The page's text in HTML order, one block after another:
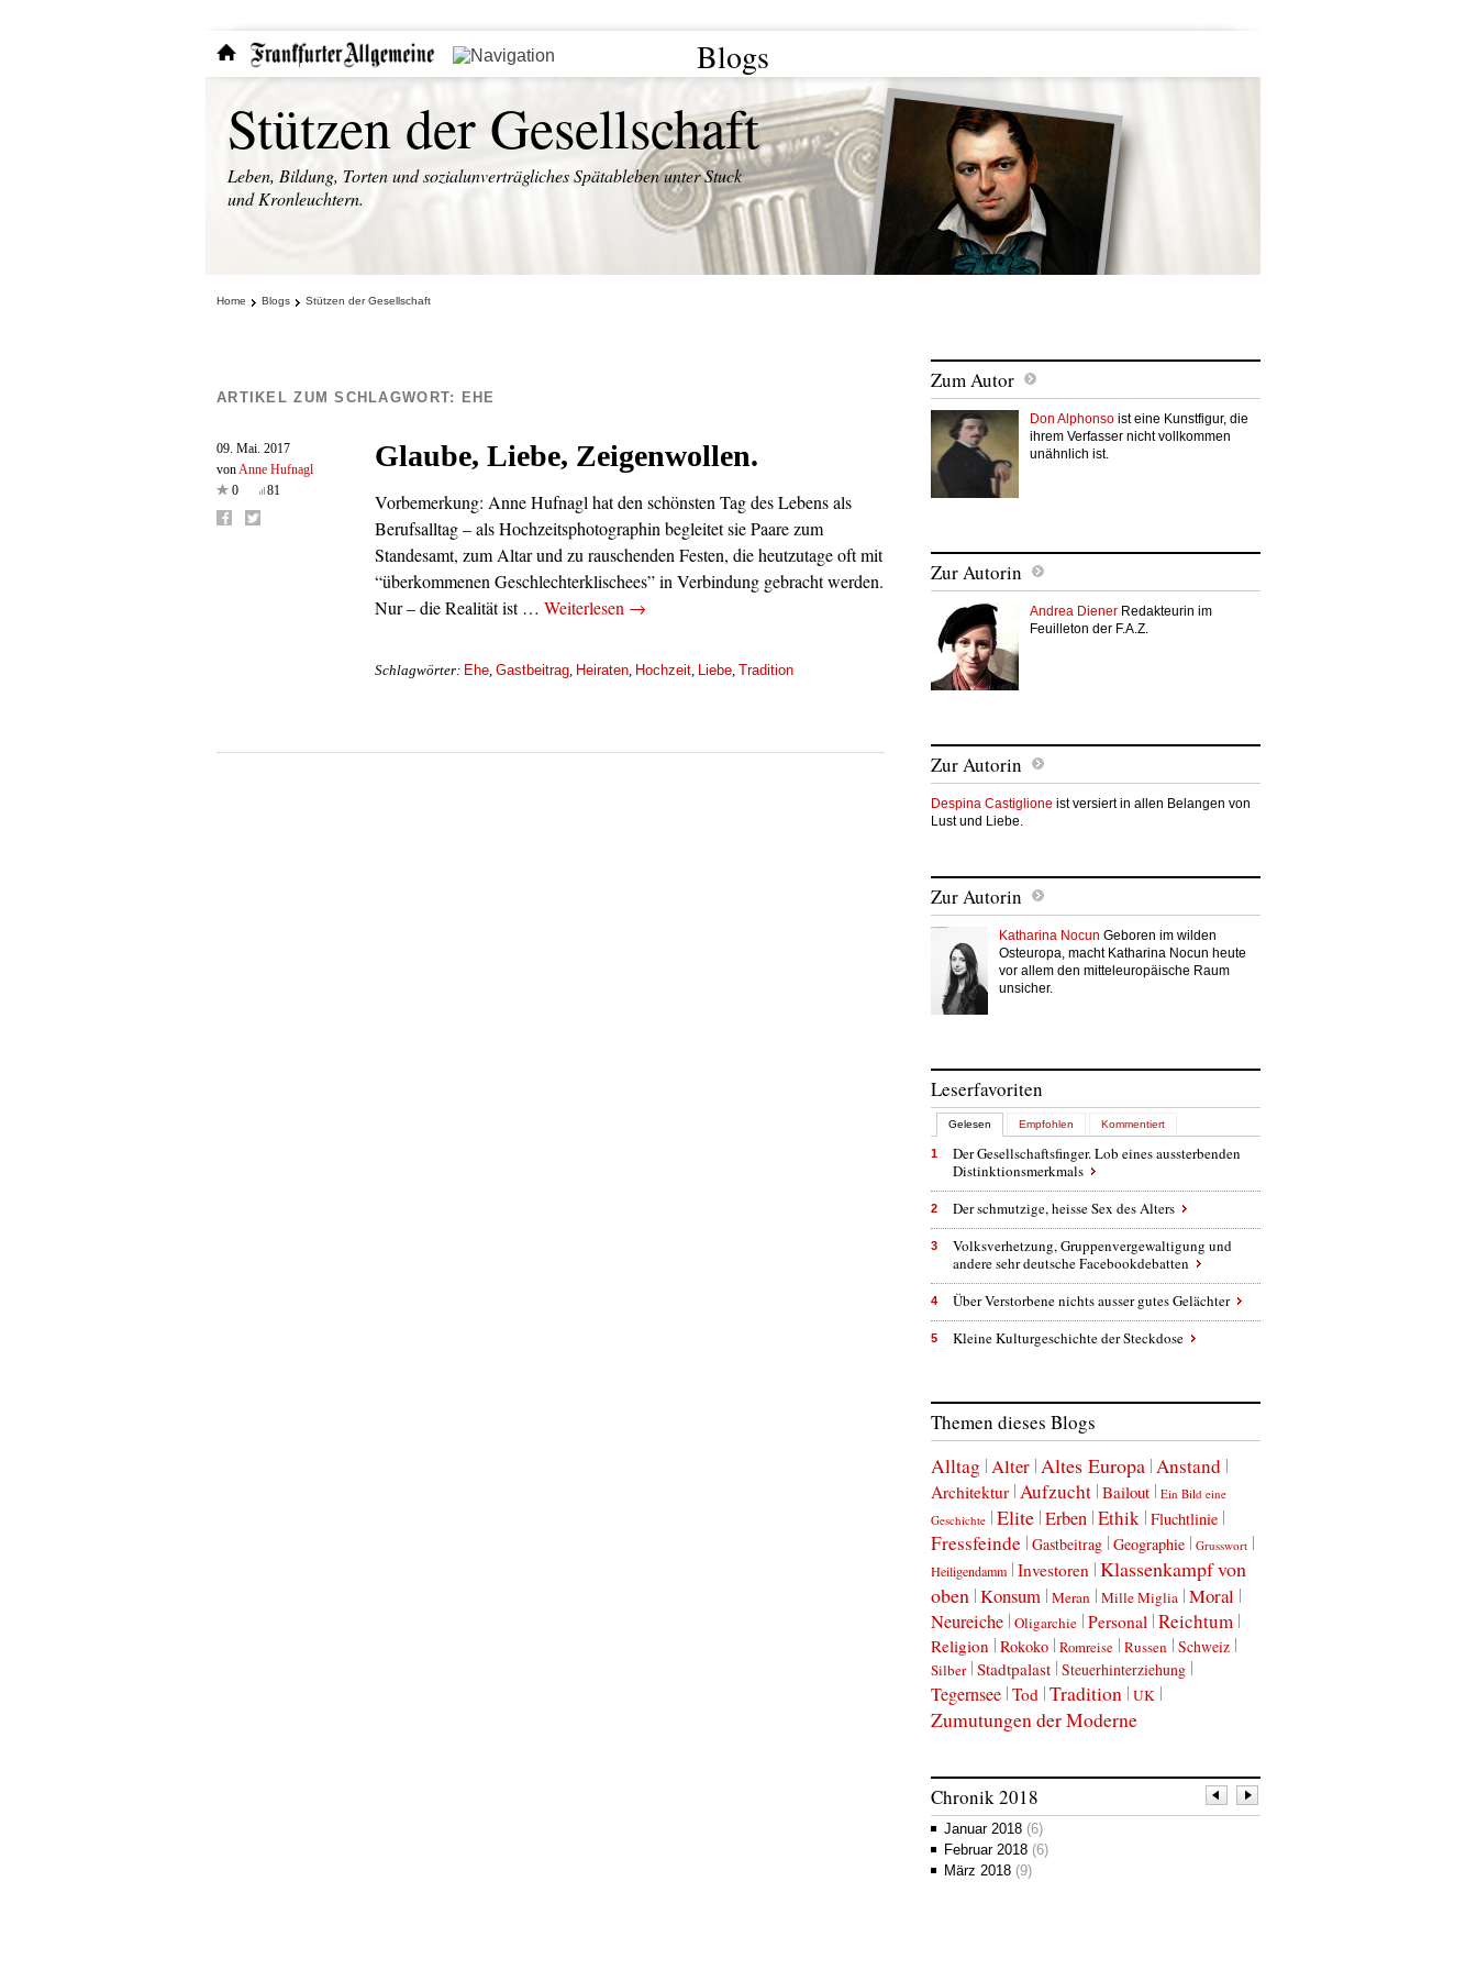
Blogs
Stützen der Gesellschaft
Leben, Bildung, Torten und sozialunverträgliches Spätableben unter Stuck
und Kronleuchtern.
Home Blogs Stützen der Gesellschaft
ARTIKEL ZUM SCHLAGWORT: EHE
09. Mai. 2017
vonAnne Hufnagl
0
81
Glaube, Liebe, Zeigenwollen.
Vorbemerkung: Anne Hufnagl hat den schönsten Tag des Lebens als
Berufsalltag – als Hochzeitsphotographin begleitet sie Paare zum
Standesamt, zum Altar und zu rauschenden Festen, die heutzutage oft mit
“überkommenen Geschlechterklischees” in Verbindung gebracht werden.
Nur – die Realität ist … Weiterlesen →
Schlagwörter: Ehe, Gastbeitrag, Heiraten, Hochzeit, Liebe, Tradition
Zum Autor
Don Alphonso ist eine Kunstfigur, die
ihrem Verfasser nicht vollkommen
unähnlich ist.
Zur Autorin
Andrea Diener Redakteurin im
Feuilleton der F.A.Z.
Zur Autorin
Despina Castiglione ist versiert in allen Belangen von
Lust und Liebe.
Zur Autorin
Katharina Nocun Geboren im wilden
Osteuropa, macht Katharina Nocun heute
vor allem den mitteleuropäische Raum
unsicher.
Leserfavoriten
Gelesen Empfohlen Kommentiert
1
Der Gesellschaftsfinger. Lob eines aussterbenden
Distinktionsmerkmals
2 Der schmutzige, heisse Sex des Alters
3
Volksverhetzung, Gruppenvergewaltigung und
andere sehr deutsche Facebookdebatten
4 Über Verstorbene nichts ausser gutes Gelächter
5 Kleine Kulturgeschichte der Steckdose
Themen dieses Blogs
Alltag Alter Altes Europa Anstand
Architektur Aufzucht Bailout
Ein Bild eine
Geschichte
Elite Erben Ethik Fluchtlinie
Fressfeinde Gastbeitrag Geographie Grusswort
Heiligendamm Investoren Klassenkampf von
oben Konsum Meran Mille Miglia Moral
Neureiche Oligarchie Personal Reichtum
Religion Rokoko Romreise Russen Schweiz
Silber Stadtpalast Steuerhinterziehung
Tegernsee Tod Tradition UK
Zumutungen der Moderne
Chronik2018
Januar 2018 (6)
Februar 2018 (6)
März 2018 (9)